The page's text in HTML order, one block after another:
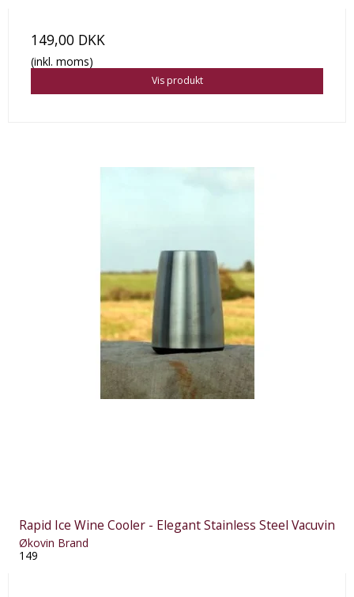
149,00 DKK
(inkl. moms)
Vis produkt
Rapid Ice Wine Cooler - Elegant Stainless Steel Vacuvin
Økovin Brand
149